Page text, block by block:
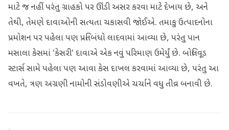
માટે જ નહીં પરંતુ ગ્રાહકો પર ઊંડી અસર કરવા માટે દેખાય છે, અને
તેથી, તેમણે દાવાઓની સત્યતા ચકાસવી જોઈએ. તમાકુ ઉત્પાદનોના
પ્રમોશન પર પહેલા પણ પ્રતિબંધો લાદવામાં આવ્યા છે, પરંતુ પાન
મસાલા કેસમાં 'કેસરી' દાવાએ એક નવું પરિમાણ ઉમેર્યું છે. બોલિવૂડ
સ્ટાર્સ સામે પહેલા પણ આવા કેસ દાખલ કરવામાં આવ્યા છે, પરંતુ આ
વખતે, ત્રણ અગ્રણી નામોની સંડોવણીએ ચર્ચાને વધુ તીવ્ર બનાવી છે.